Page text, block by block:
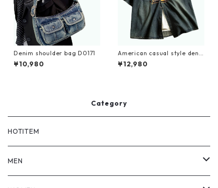
Denim shoulder bag D0171
¥10,980
American casual style deni
m embroidery shirt D0204
¥12,980
Category
HOTITEM
MEN